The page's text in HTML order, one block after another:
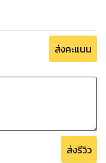
ส่งคะแนน
ส่งรีวิว